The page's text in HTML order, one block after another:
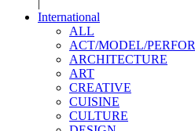
|
International
ALL
ACT/MODEL/
ARCHITECTURE
ART
CREATIVE
CUISINE
CULTURE